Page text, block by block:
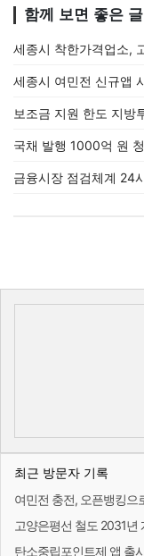
함께 보면 좋은 글
세종시 착한가격업소,
세종시 여민전 신규앱
보조금 지원 한도 지방
국채 발행 1000억 원
금융시장 점검체계 24
최근 방문자 기록
여민전 충전, 오픈뱅킹으
고양은평선 철도 2031년
탄소중립포인트제 앱 출